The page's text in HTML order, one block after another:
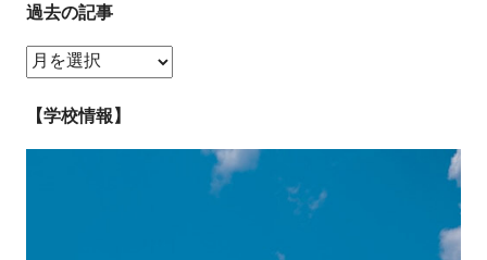
過去の記事
過
去
の
【学校情報】